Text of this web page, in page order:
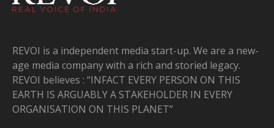
REVOI is a independent media start-up. We are a new-
age media company with a rich and storied legacy.
REVOI believes : “INFACT EVERY PERSON ON THIS
EARTH IS ARGUABLY A STAKEHOLDER IN EVERY
ORGANISATION ON THIS PLANET”